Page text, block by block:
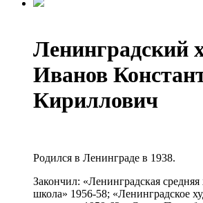
Ленинградский
Иванов
Кириллович
Родился в Ленинграде в 1938.
Закончил: «Ленинградская средняя
школа» 1956-58; «Ленинградское